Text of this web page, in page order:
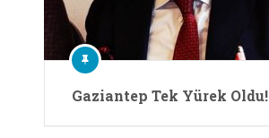
Gaziantep Tek Yürek Oldu!